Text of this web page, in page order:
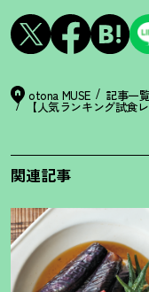
otona MUSE 記事一覧
【人気ランキング試食
関連記事